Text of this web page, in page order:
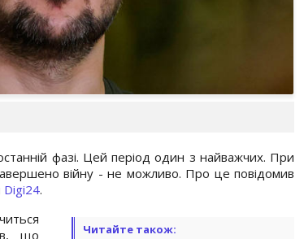
фазі. Цей період один з найважчих. При
війну - не можливо. Про це повідомив
Digi24.
Читайте також:
що